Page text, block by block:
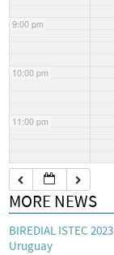
9:00 pm
10:00 pm
11:00 pm
MORE NEWS
BIREDIAL ISTEC
Uruguay